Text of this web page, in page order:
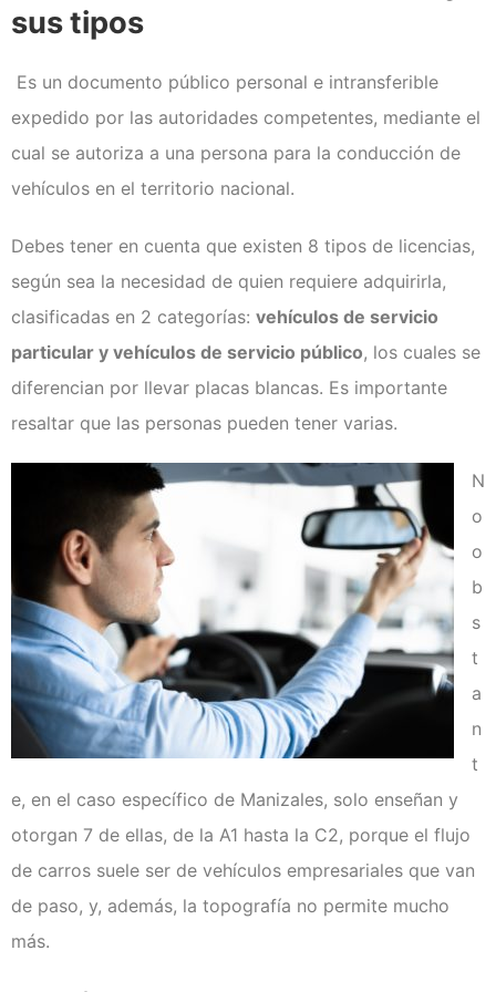
Recategorización B1 a C1
(Vehículo Servicio Publico)
(Vehículo Pesado Servicio
Publico)
conducción en Medellín
conductores
Licencia internacional
Vehículos
Instalaciones
¿Quiénes somos?
Noticias
Examen técnico online
sus tipos
Es un documento público personal e intransferible
expedido por las autoridades competentes, mediante el
cual se autoriza a una persona para la conducción de
vehículos en el territorio nacional.
Debes tener en cuenta que existen 8 tipos de licencias,
según sea la necesidad de quien requiere adquirirla,
clasificadas en 2 categorías: vehículos de servicio
particular y vehículos de servicio público, los cuales se
diferencian por llevar placas blancas. Es importante
resaltar que las personas pueden tener varias.
N
o
o
b
s
t
a
n
t
e, en el caso específico de Manizales, solo enseñan y
otorgan 7 de ellas, de la A1 hasta la C2, porque el flujo
de carros suele ser de vehículos empresariales que van
de paso, y, además, la topografía no permite mucho
más.